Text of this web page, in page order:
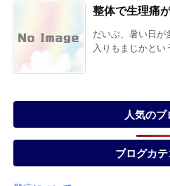
整体で生理痛
だいぶ、暑い日
入りもまじかとい
人気のブ
ブログカ